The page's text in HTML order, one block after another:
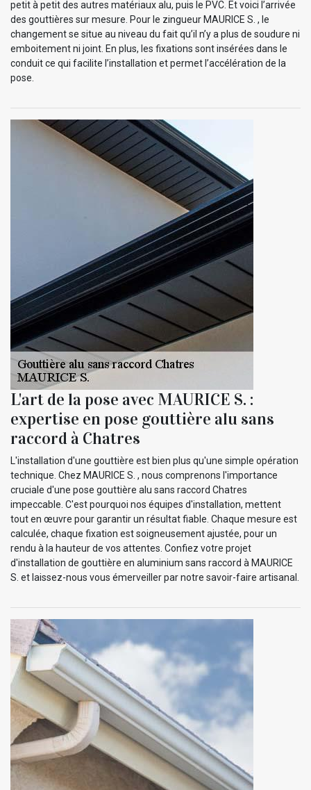
petit à petit des autres matériaux alu, puis le PVC. Et voici l’arrivée
des gouttières sur mesure. Pour le zingueur MAURICE S. , le
changement se situe au niveau du fait qu’il n’y a plus de soudure ni
emboitement ni joint. En plus, les fixations sont insérées dans le
conduit ce qui facilite l’installation et permet l’accélération de la
pose.
L'art de la pose avec MAURICE S. :
expertise en pose gouttière alu sans
raccord à Chatres
L'installation d'une gouttière est bien plus qu'une simple opération
technique. Chez MAURICE S. , nous comprenons l'importance
cruciale d'une pose gouttière alu sans raccord Chatres
impeccable. C'est pourquoi nos équipes d'installation, mettent
tout en œuvre pour garantir un résultat fiable. Chaque mesure est
calculée, chaque fixation est soigneusement ajustée, pour un
rendu à la hauteur de vos attentes. Confiez votre projet
d'installation de gouttière en aluminium sans raccord à MAURICE
S. et laissez-nous vous émerveiller par notre savoir-faire artisanal.